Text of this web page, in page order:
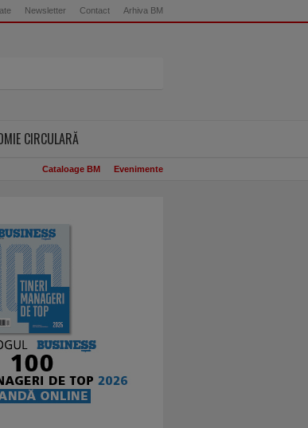
Newsletter Contact Arhiva BM
CIRCULARĂ
Cataloage BM Evenimente